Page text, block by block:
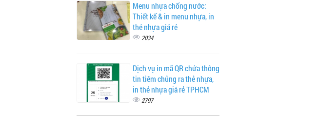
Menu nhựa chống nước:
Thiết kế & in menu nhựa, in
thẻ nhựa giá rẻ
2034
Dịch vụ in mã QR chứa thông
tin tiêm chủng ra thẻ nhựa,
in thẻ nhựa giá rẻ TPHCM
2797